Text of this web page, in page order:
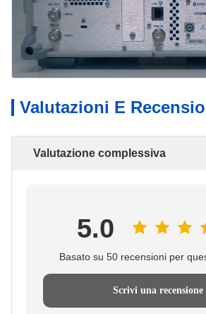
Valutazioni E
Valutazione complessiva
5.0
Basato su 50 recensioni per
Scrivi una recensione